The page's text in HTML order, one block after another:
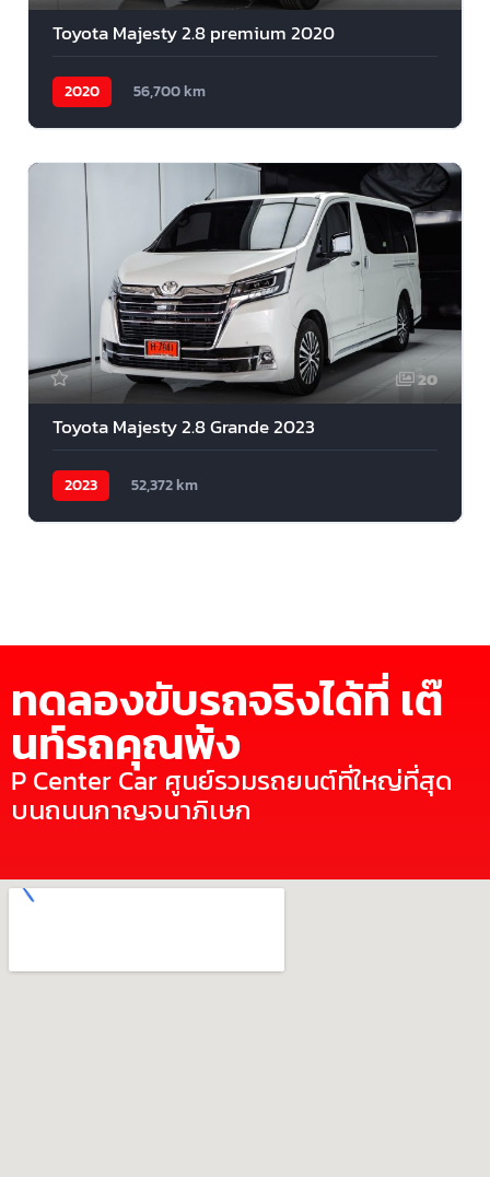
Toyota Majesty 2.8 premium 2020
2020 56,700 km
20
Toyota Majesty 2.8 Grande 2023
2023 52,372 km
ทดลองขับรถจริงได้ที่ เต๊
นท์รถคุณพ้ง
P Center Car ศูนย์รวมรถยนต์ที่ใหญ่ที่สุด
บนถนนกาญจนาภิเษก